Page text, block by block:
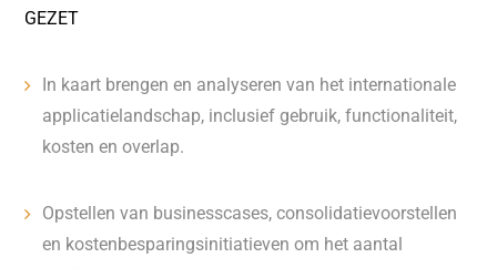
GEZET
In kaart brengen en analyseren van het internationale
applicatielandschap, inclusief gebruik, functionaliteit,
kosten en overlap.
Opstellen van businesscases, consolidatievoorstellen
en kostenbesparingsinitiatieven om het aantal